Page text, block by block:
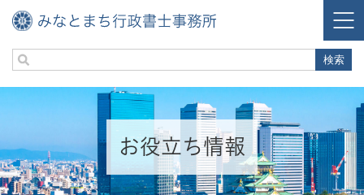
お役立ち情報